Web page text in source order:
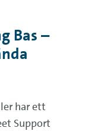
Bas –
har ett
Support